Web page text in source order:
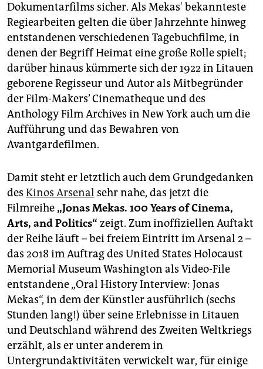
Dokumentarfilms sicher. Als Mekas' bekannteste
Regiearbeiten gelten die über Jahrzehnte hinweg
entstandenen verschiedenen Tagebuchfilme, in
denen der Begriff Heimat eine große Rolle spielt;
darüber hinaus kümmerte sich der 1922 in Litauen
geborene Regisseur und Autor als Mitbegründer
der Film-Makers’ Cinematheque und des
Anthology Film Archives in New York auch um die
Aufführung und das Bewahren von
Avantgardefilmen.
Damit steht er letztlich auch dem Grundgedanken
des Kinos Arsenal sehr nahe, das jetzt die
Filmreihe „Jonas Mekas. 100 Years of Cinema,
Arts, and Politics“ zeigt. Zum inoffiziellen Auftakt
der Reihe läuft – bei freiem Eintritt im Arsenal 2 –
das 2018 im Auftrag des United States Holocaust
Memorial Museum Washington als Video-File
entstandene „Oral History Interview: Jonas
Mekas“, in dem der Künstler ausführlich (sechs
Stunden lang!) über seine Erlebnisse in Litauen
und Deutschland während des Zweiten Weltkriegs
erzählt, als er unter anderem in
Untergrundaktivitäten verwickelt war, für einige